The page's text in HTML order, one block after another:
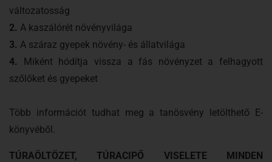
változatosság
2. A kaszálórét növényvilága
3. A száraz gyepek növény- és állatvilága
4. Miként hódítja vissza a fás növényzet a felhagyott
szőlőket és gyepeket
Több információt tudhat meg a tanösvény letölthető E-
könyvéből.
TÚRAÖLTÖZET, TÚRACIPŐ VISELETE MINDEN